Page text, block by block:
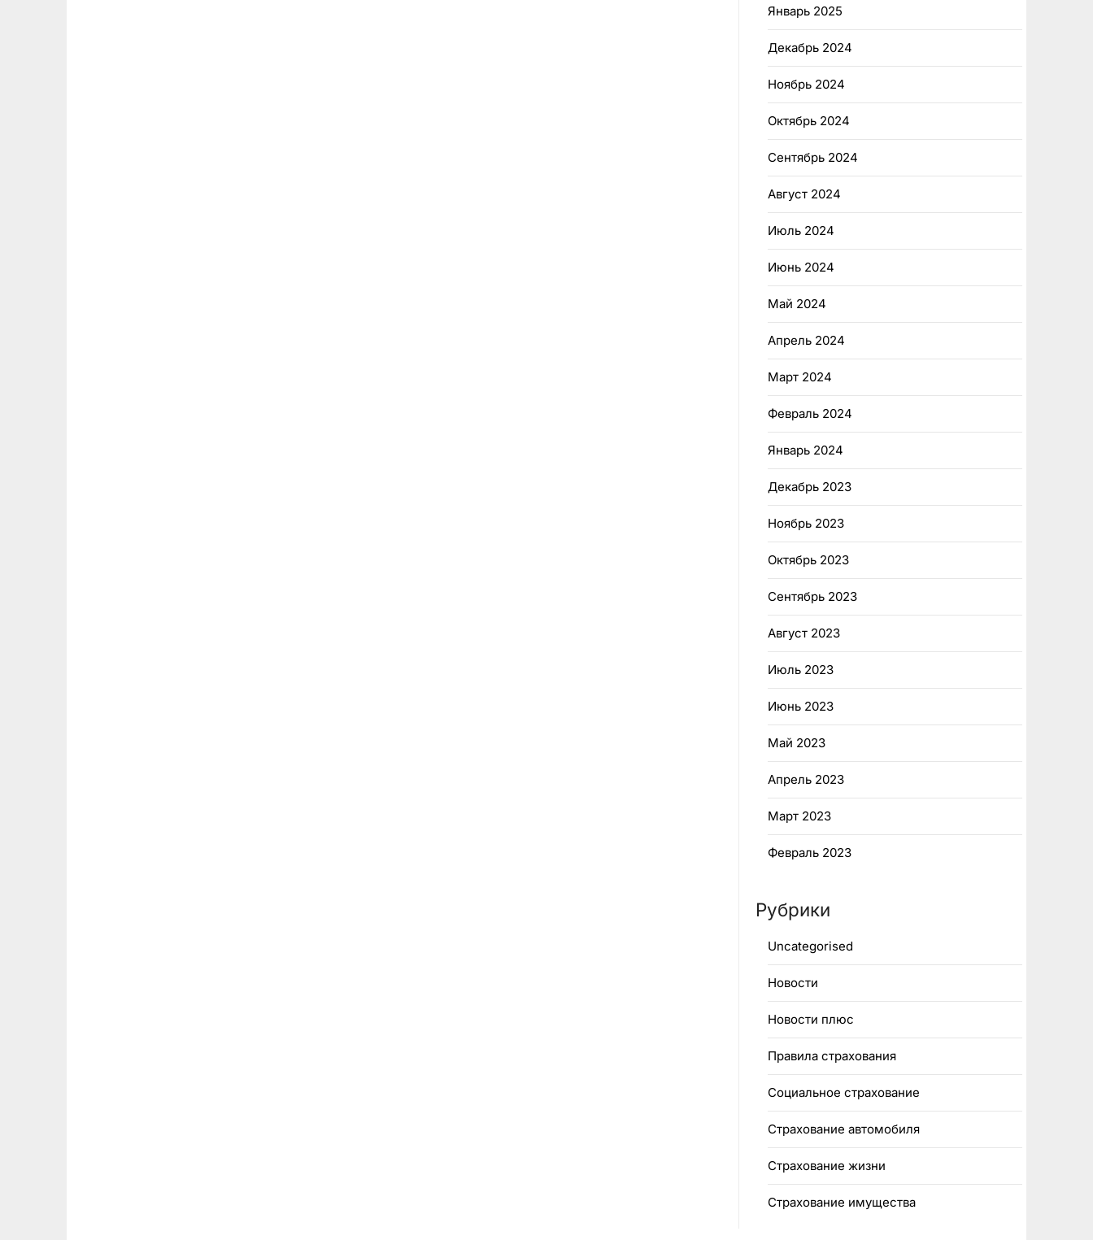
Январь 2025
Декабрь 2024
Ноябрь 2024
Октябрь 2024
Сентябрь 2024
Август 2024
Июль 2024
Июнь 2024
Май 2024
Апрель 2024
Март 2024
Февраль 2024
Январь 2024
Декабрь 2023
Ноябрь 2023
Октябрь 2023
Сентябрь 2023
Август 2023
Июль 2023
Июнь 2023
Май 2023
Апрель 2023
Март 2023
Февраль 2023
Рубрики
Uncategorised
Новости
Новости плюс
Правила страхования
Социальное страхование
Страхование автомобиля
Страхование жизни
Страхование имущества